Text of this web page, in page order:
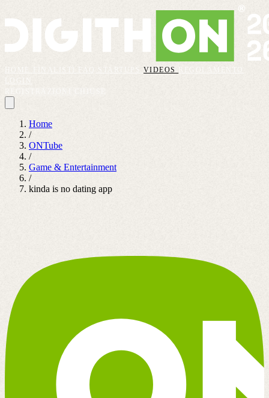
VIDEOS
REGOLAMENTO
Home
/
ONTube
/
Game & Entertainment
/
kinda is no dating app